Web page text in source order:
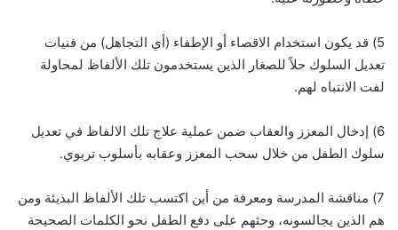
5) قد يكون استخدام الاقصاء أو الإطفاء (أي التجاهل) من فنيات
تعديل السلوك حلاً للصغار الذين يستخدمون تلك الألفاظ لمحاولة
لفت الانتباه لهم.
6) إدخال المعزز والعقاب ضمن عملية علاج تلك الالفاظ في تعديل
سلوك الطفل من خلال سحب المعزز وعقابه بأسلوب تربوي.
7) مناقشة المدرسة ومعرفة من أين اكتسب تلك الألفاظ البذيئة ومن
هم الذين يجالسونه، وحثهم على دفع الطفل نحو الكلمات الصحيحة